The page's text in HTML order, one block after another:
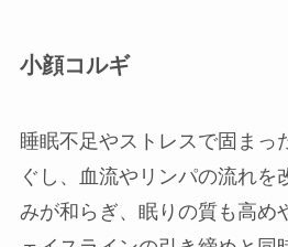
小顔コルギ
睡眠不足やストレスで固まっ
ぐし、血流やリンパの流れを
みが和らぎ、眠りの質も高め